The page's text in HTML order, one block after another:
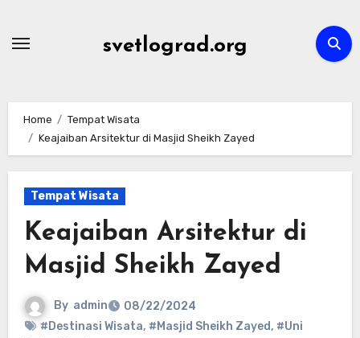
svetlograd.org
Home
Tempat Wisata
Keajaiban Arsitektur di Masjid Sheikh Zayed
Tempat Wisata
Keajaiban Arsitektur di
Masjid Sheikh Zayed
By admin
08/22/2024
#Destinasi Wisata, #Masjid Sheikh Zayed, #Uni